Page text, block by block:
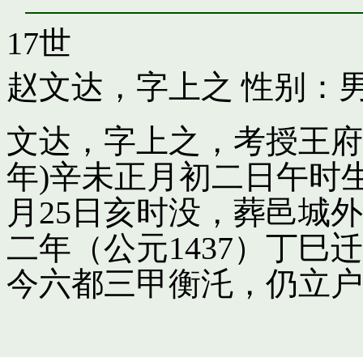
17世
赵文达，字上之 性别：
文达，字上之，考授王
年)辛未正月初二日午时
月25日亥时没，葬邑城
二年（公元1437）丁巳
今六都三甲衡汑，仍立